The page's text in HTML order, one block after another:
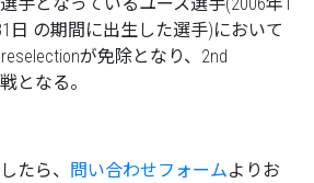
日 の期間に出生した選手)において
が免除となり、2nd
となる。
たら、 問い合わせフォームよりお